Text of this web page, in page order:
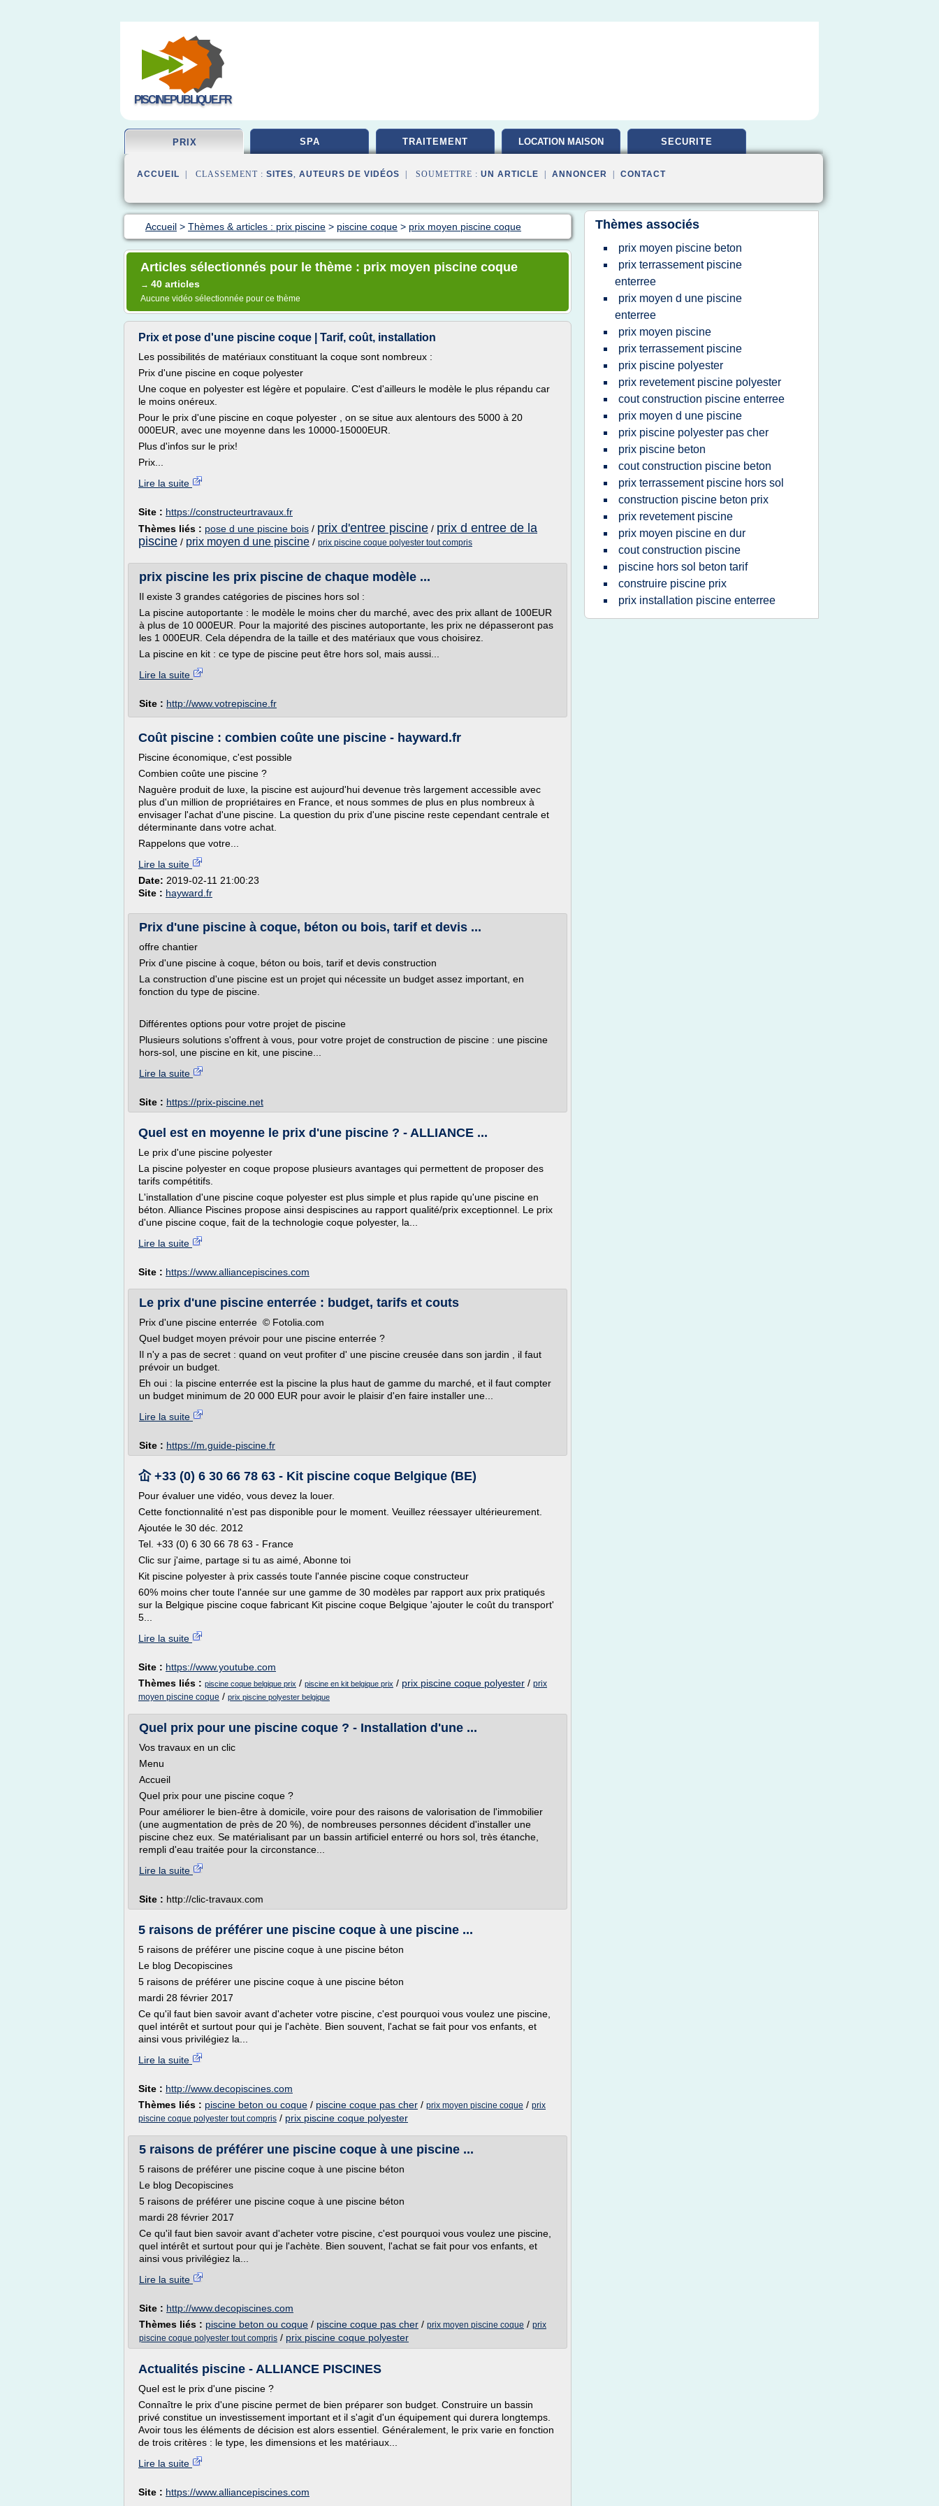
PISCINEPUBLIQUE.FR
PRIX SPA TRAITEMENT LOCATION MAISON SECURITE
ACCUEIL | CLASSEMENT : SITES, AUTEURS DE VIDÉOS | SOUMETTRE : UN ARTICLE ANNONCER CONTACT
Accueil > Thèmes & articles : prix piscine > piscine coque > prix moyen piscine coque
Articles sélectionnés pour le thème : prix moyen piscine coque
→ 40 articles
Aucune vidéo sélectionnée pour ce thème
Prix et pose d'une piscine coque | Tarif, coût, installation
Les possibilités de matériaux constituant la coque sont nombreux :
Prix d'une piscine en coque polyester
Une coque en polyester est légère et populaire. C'est d'ailleurs le modèle le plus répandu car
le moins onéreux.
Pour le prix d'une piscine en coque polyester , on se situe aux alentours des 5000 à 20
000EUR, avec une moyenne dans les 10000-15000EUR.
Plus d'infos sur le prix!
Prix...
Lire la suite
Site : https://constructeurtravaux.fr
Thèmes liés : pose d une piscine bois / prix d'entree piscine / prix d entree de la
piscine / prix moyen d une piscine / prix piscine coque polyester tout compris
prix piscine les prix piscine de chaque modèle ...
Il existe 3 grandes catégories de piscines hors sol :
La piscine autoportante : le modèle le moins cher du marché, avec des prix allant de 100EUR
à plus de 10 000EUR. Pour la majorité des piscines autoportante, les prix ne dépasseront pas
les 1 000EUR. Cela dépendra de la taille et des matériaux que vous choisirez.
La piscine en kit : ce type de piscine peut être hors sol, mais aussi...
Lire la suite
Site : http://www.votrepiscine.fr
Coût piscine : combien coûte une piscine - hayward.fr
Piscine économique, c'est possible
Combien coûte une piscine ?
Naguère produit de luxe, la piscine est aujourd'hui devenue très largement accessible avec
plus d'un million de propriétaires en France, et nous sommes de plus en plus nombreux à
envisager l'achat d'une piscine. La question du prix d'une piscine reste cependant centrale et
déterminante dans votre achat.
Rappelons que votre...
Lire la suite
Date: 2019-02-11 21:00:23
Site : hayward.fr
Prix d'une piscine à coque, béton ou bois, tarif et devis ...
offre chantier
Prix d'une piscine à coque, béton ou bois, tarif et devis construction
La construction d'une piscine est un projet qui nécessite un budget assez important, en
fonction du type de piscine.
Différentes options pour votre projet de piscine
Plusieurs solutions s'offrent à vous, pour votre projet de construction de piscine : une piscine
hors-sol, une piscine en kit, une piscine...
Lire la suite
Site : https://prix-piscine.net
Quel est en moyenne le prix d'une piscine ? - ALLIANCE ...
Le prix d'une piscine polyester
La piscine polyester en coque propose plusieurs avantages qui permettent de proposer des
tarifs compétitifs.
L'installation d'une piscine coque polyester est plus simple et plus rapide qu'une piscine en
béton. Alliance Piscines propose ainsi despiscines au rapport qualité/prix exceptionnel. Le prix
d'une piscine coque, fait de la technologie coque polyester, la...
Lire la suite
Site : https://www.alliancepiscines.com
Le prix d'une piscine enterrée : budget, tarifs et couts
Prix d'une piscine enterrée © Fotolia.com
Quel budget moyen prévoir pour une piscine enterrée ?
Il n'y a pas de secret : quand on veut profiter d' une piscine creusée dans son jardin , il faut
prévoir un budget.
Eh oui : la piscine enterrée est la piscine la plus haut de gamme du marché, et il faut compter
un budget minimum de 20 000 EUR pour avoir le plaisir d'en faire installer une...
Lire la suite
Site : https://m.guide-piscine.fr
屳 +33 (0) 6 30 66 78 63 - Kit piscine coque Belgique (BE)
Pour évaluer une vidéo, vous devez la louer.
Cette fonctionnalité n'est pas disponible pour le moment. Veuillez réessayer ultérieurement.
Ajoutée le 30 déc. 2012
Tel. +33 (0) 6 30 66 78 63 - France
Clic sur j'aime, partage si tu as aimé, Abonne toi
Kit piscine polyester à prix cassés toute l'année piscine coque constructeur
60% moins cher toute l'année sur une gamme de 30 modèles par rapport aux prix pratiqués
sur la Belgique piscine coque fabricant Kit piscine coque Belgique 'ajouter le coût du transport'
5...
Lire la suite
Site : https://www.youtube.com
Thèmes liés : piscine coque belgique prix / piscine en kit belgique prix / prix piscine coque polyester / prix
moyen piscine coque / prix piscine polyester belgique
Quel prix pour une piscine coque ? - Installation d'une ...
Vos travaux en un clic
Menu
Accueil
Quel prix pour une piscine coque ?
Pour améliorer le bien-être à domicile, voire pour des raisons de valorisation de l'immobilier
(une augmentation de près de 20 %), de nombreuses personnes décident d'installer une
piscine chez eux. Se matérialisant par un bassin artificiel enterré ou hors sol, très étanche,
rempli d'eau traitée pour la circonstance...
Lire la suite
Site : http://clic-travaux.com
5 raisons de préférer une piscine coque à une piscine ...
5 raisons de préférer une piscine coque à une piscine béton
Le blog Decopiscines
5 raisons de préférer une piscine coque à une piscine béton
mardi 28 février 2017
Ce qu'il faut bien savoir avant d'acheter votre piscine, c'est pourquoi vous voulez une piscine,
quel intérêt et surtout pour qui je l'achète. Bien souvent, l'achat se fait pour vos enfants, et
ainsi vous privilégiez la...
Lire la suite
Site : http://www.decopiscines.com
Thèmes liés : piscine beton ou coque / piscine coque pas cher / prix moyen piscine coque / prix
piscine coque polyester tout compris / prix piscine coque polyester
5 raisons de préférer une piscine coque à une piscine ...
5 raisons de préférer une piscine coque à une piscine béton
Le blog Decopiscines
5 raisons de préférer une piscine coque à une piscine béton
mardi 28 février 2017
Ce qu'il faut bien savoir avant d'acheter votre piscine, c'est pourquoi vous voulez une piscine,
quel intérêt et surtout pour qui je l'achète. Bien souvent, l'achat se fait pour vos enfants, et
ainsi vous privilégiez la...
Lire la suite
Site : http://www.decopiscines.com
Thèmes liés : piscine beton ou coque / piscine coque pas cher / prix moyen piscine coque / prix
piscine coque polyester tout compris / prix piscine coque polyester
Actualités piscine - ALLIANCE PISCINES
Quel est le prix d'une piscine ?
Connaître le prix d'une piscine permet de bien préparer son budget. Construire un bassin
privé constitue un investissement important et il s'agit d'un équipement qui durera longtemps.
Avoir tous les éléments de décision est alors essentiel. Généralement, le prix varie en fonction
de trois critères : le type, les dimensions et les matériaux...
Lire la suite
Site : https://www.alliancepiscines.com
Thèmes associés
prix moyen piscine beton
prix terrassement piscine
enterree
prix moyen d une piscine
enterree
prix moyen piscine
prix terrassement piscine
prix piscine polyester
prix revetement piscine polyester
cout construction piscine enterree
prix moyen d une piscine
prix piscine polyester pas cher
prix piscine beton
cout construction piscine beton
prix terrassement piscine hors sol
construction piscine beton prix
prix revetement piscine
prix moyen piscine en dur
cout construction piscine
piscine hors sol beton tarif
construire piscine prix
prix installation piscine enterree